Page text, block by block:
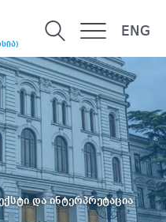
ENG
და ინტერპრეტაცია